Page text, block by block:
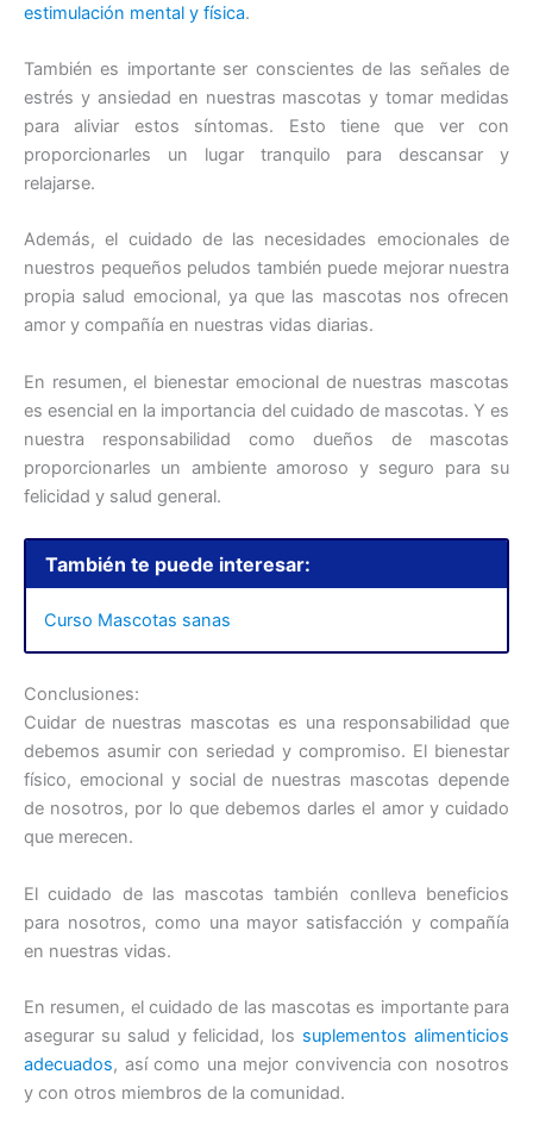
estimulación mental y física.
También es importante ser conscientes de las señales de
estrés y ansiedad en nuestras mascotas y tomar medidas
para aliviar estos síntomas. Esto tiene que ver con
proporcionarles un lugar tranquilo para descansar y
relajarse.
Además, el cuidado de las necesidades emocionales de
nuestros pequeños peludos también puede mejorar nuestra
propia salud emocional, ya que las mascotas nos ofrecen
amor y compañía en nuestras vidas diarias.
En resumen, el bienestar emocional de nuestras mascotas
es esencial en la importancia del cuidado de mascotas. Y es
nuestra responsabilidad como dueños de mascotas
proporcionarles un ambiente amoroso y seguro para su
felicidad y salud general.
También te puede interesar:
Curso Mascotas sanas
Conclusiones:
Cuidar de nuestras mascotas es una responsabilidad que
debemos asumir con seriedad y compromiso. El bienestar
físico, emocional y social de nuestras mascotas depende
de nosotros, por lo que debemos darles el amor y cuidado
que merecen.
El cuidado de las mascotas también conlleva beneficios
para nosotros, como una mayor satisfacción y compañía
en nuestras vidas.
En resumen, el cuidado de las mascotas es importante para
asegurar su salud y felicidad, los suplementos alimenticios
adecuados, así como una mejor convivencia con nosotros
y con otros miembros de la comunidad.